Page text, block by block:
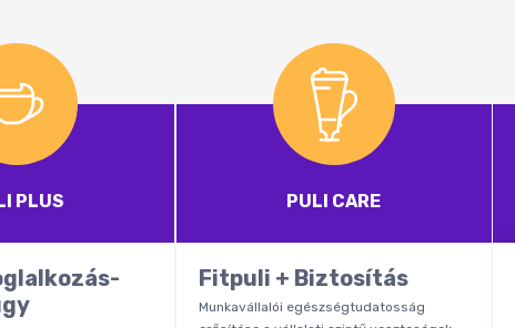
PLUS PULI CARE
Fitpuli + Biztosítás
Munkavállalói egészségtudatosság